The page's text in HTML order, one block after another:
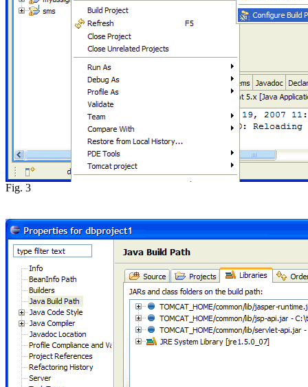
Fig. 3